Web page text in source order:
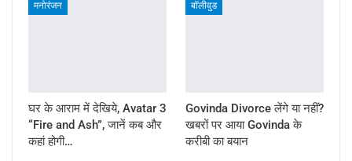
मनोरंजन
घर के आराम में देखिये, Avatar 3
“Fire and Ash”, जानें कब और
कहां होगी…
बॉलीवुड
Govinda Divorce लेंगे या नहीं?
खबरों पर आया Govinda के
करीबी का बयान